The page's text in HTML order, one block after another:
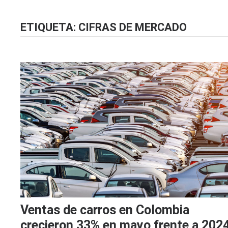
ETIQUETA: CIFRAS DE MERCADO
Ventas de carros en Colombia